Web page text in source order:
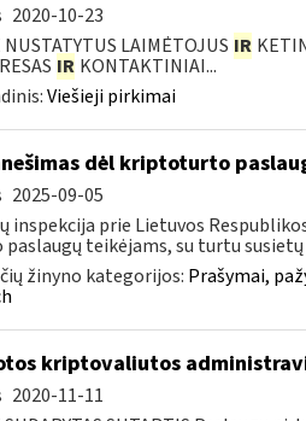
2020-10-23
LAIMĖTOJUS IR
IR KONTAKTINIAI...
Viešieji pirkimai
dėl kriptoturto
2025-09-05
inspekcija prie Lietuvos
teikėjams, su turtu
žinyno kategorijos: Prašymai,
kriptovaliutos
2020-11-11